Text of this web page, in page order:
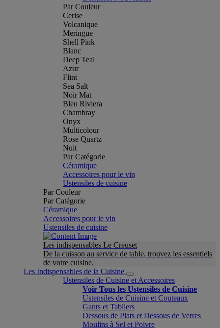
Par Couleur
Cerise
Volcanique
Meringue
Shell Pink
Blanc
Deep Teal
Azur
Flint
Sea Salt
Noir Mat
Bleu Riviera
Chambray
Onyx
Multicolour
Rose Quartz
Nuit
Par Catégorie
Céramique
Accessoires pour le vin
Ustensiles de cuisine
Par Couleur
Par Catégorie
Céramique
Accessoires pour le vin
Ustensiles de cuisine
Les indispensables Le Creuset
De la cuisson au service de table, trouvez les essentiels
de votre cuisine.
Les Indispensables de la Cuisine
Ustensiles de Cuisine et Accessoires
Voir Tous les Ustensiles de Cuisine
Ustensiles de Cuisine et Couteaux
Gants et Tabliers
Dessous de Plats et Dessous de Verres
Moulins à Sel et Poivre